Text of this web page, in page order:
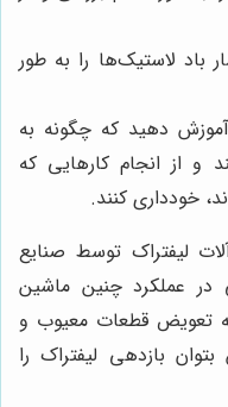
باد لاستیک‌ها را به طور
آموزش دهید که چگونه به
و از انجام کارهایی که
خودداری کنند.
لیفتراک توسط صنایع
عملکرد چنین ماشین
تعویض قطعات معیوب و
بازدهی لیفتراک را